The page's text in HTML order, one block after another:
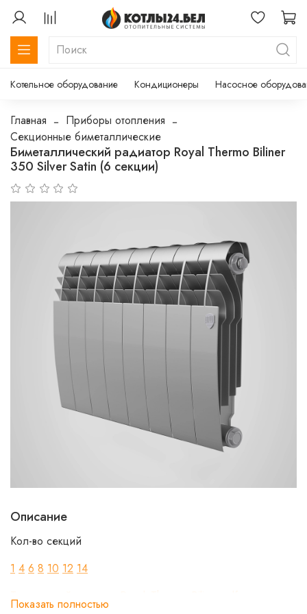
Котельное оборудование Кондиционеры Насосное
Главная
Приборы отопления
Секционные биметаллические
Биметаллический радиатор Royal Thermo Biliner
350 Silver Satin (6 секции)
Описание
Кол-во секций
1 4 6 8 10 12 14
Технический_паспорт_Royal_Thermo_Biliner.pdf
Показать полностью